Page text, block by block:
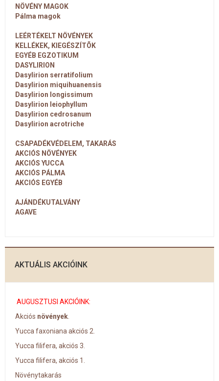
NÖVÉNY MAGOK
Pálma magok
LEÉRTÉKELT NÖVÉNYEK
KELLÉKEK, KIEGÉSZÍTÕK
EGYÉB EGZOTIKUM
DASYLIRION
Dasylirion serratifolium
Dasylirion miquihuanensis
Dasylirion longissimum
Dasylirion leiophyllum
Dasylirion cedrosanum
Dasylirion acrotriche
CSAPADÉKVÉDELEM, TAKARÁS
AKCIÓS NÖVÉNYEK
AKCIÓS YUCCA
AKCIÓS PÁLMA
AKCIÓS EGYÉB
AJÁNDÉKUTALVÁNY
AGAVE
AKTUÁLIS AKCIÓINK
AUGUSZTUSI AKCIÓINK:
Akciós növények
Yucca faxoniana akciós 2.
Yucca filifera, akciós 3.
Yucca filifera, akciós 1.
Növénytakarás